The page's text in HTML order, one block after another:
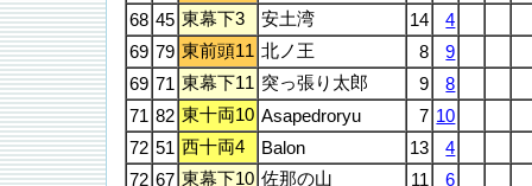
68 45 東幕下3 安土湾 14
4
69 79 東前頭11 北ノ王 8
9
69 71 東幕下11 突っ張り太郎 9
8
71 82 東十両10 Asapedroryu 7 10
72 51 西十両4 Balon 13
4
72 67 東幕下10 佐那の山 11
6